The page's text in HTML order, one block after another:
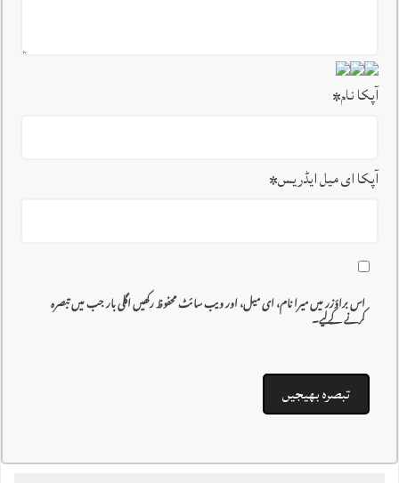
آپکا نام*
آپکا ای میل ایڈریس*
اس براؤزر میں میرا نام، ای میل، اور ویب سائٹ محفوظ رکھیں اگلی بار جب میں تبصرہ
کرنے کےلیے۔